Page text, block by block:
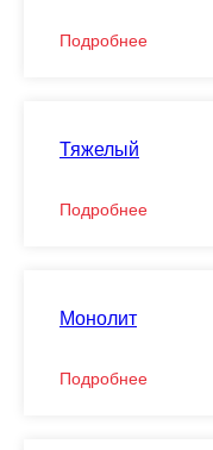
Подробнее
Тяжелый
Подробнее
Монолит
Подробнее